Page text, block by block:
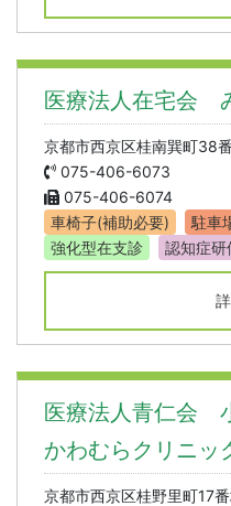
医療法人在宅会
京都市西京区桂南巽町38
075-406-6073
075-406-6074
車椅子(補助必要)
駐車
強化型在支診
認知症研
医療法人青仁会
かわむらクリニッ
京都市西京区桂野里町17